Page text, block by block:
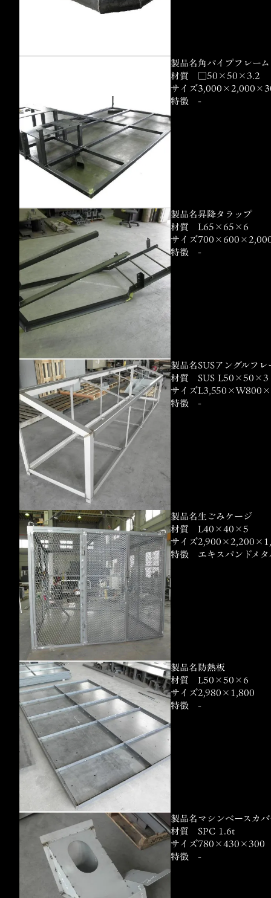
製品名角パイプフレーム
材質 □50×50×3.2
サイズ
特徴 -
製品名昇降タラップ
材質 L65×65×6
サイズ
特徴 -
製品名SUSアングルフ
材質 SUS L50×50×3
サイズ
特徴 -
製品名生ごみケージ
材質 L40×40×5
サイズ
特徴 エキスパンドメ
製品名防熱板
材質 L50×50×6
サイズ2,980×1,800
特徴 -
製品名マシンベースカ
材質 SPC 1.6t
サイズ780×430×300
特徴 -